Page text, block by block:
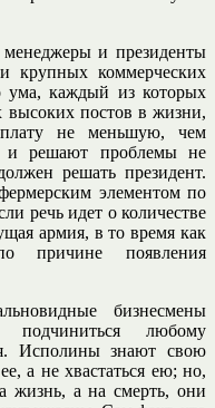
и президенты
крупных коммерческих
ума, каждый из которых
постов в жизни,
не меньшую, чем
и решают проблемы не
решать президент.
элементом по
речь идет о количестве
армия, в то время как
причине появления
бизнесмены
любому
Исполины знают свою
а не хвастаться ею; но,
жизнь, а на смерть, они